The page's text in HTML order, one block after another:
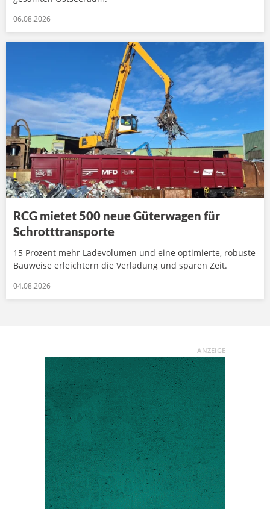
06.08.2026
RCG mietet 500 neue Güterwagen für
Schrotttransporte
15 Prozent mehr Ladevolumen und eine optimierte, robuste
Bauweise erleichtern die Verladung und sparen Zeit.
04.08.2026
ANZEIGE